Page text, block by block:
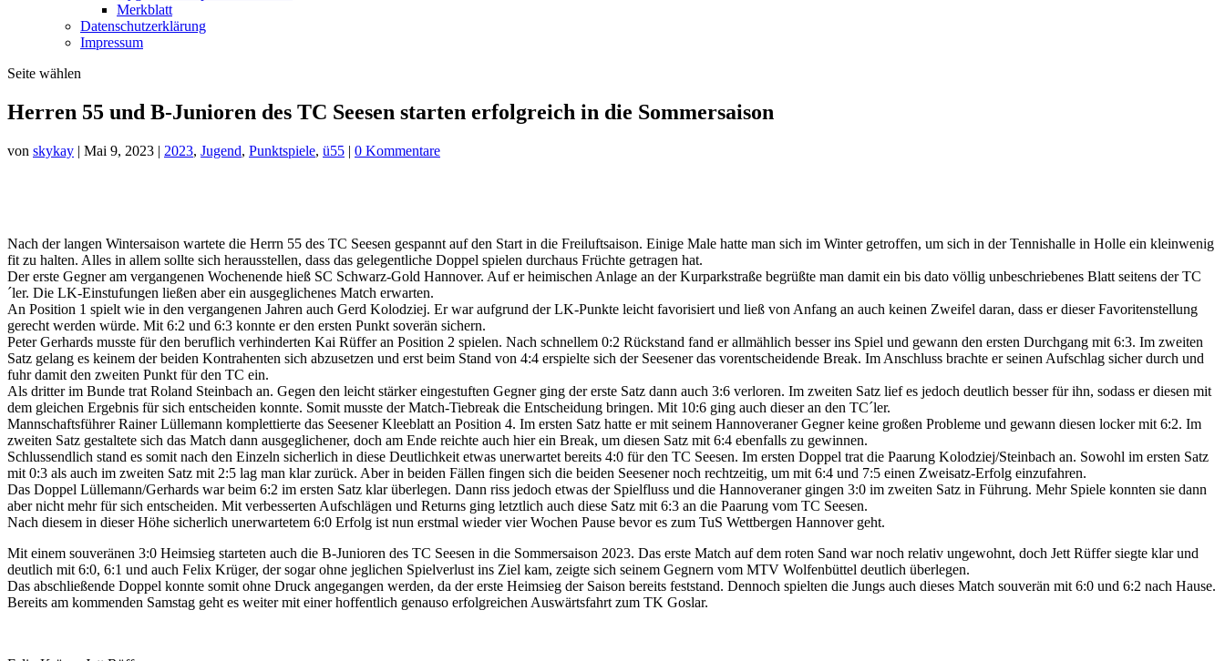
Merkblatt
Datenschutzerklärung
Impressum
Seite wählen
Herren 55 und B-Junioren des TC Seesen starten erfolgreich in die Sommersaison
von skykay | Mai 9, 2023 | 2023, Jugend, Punktspiele, ü55 | 0 Kommentare
Nach der langen Wintersaison wartete die Herrn 55 des TC Seesen gespannt auf den Start in die Freiluftsaison. Einige Male hatte man sich im Winter getroffen, um sich in der Tennishalle in Holle ein kleinwenig
fit zu halten. Alles in allem sollte sich herausstellen, dass das gelegentliche Doppel spielen durchaus Früchte getragen hat.
Der erste Gegner am vergangenen Wochenende hieß SC Schwarz-Gold Hannover. Auf er heimischen Anlage an der Kurparkstraße begrüßte man damit ein bis dato völlig unbeschriebenes Blatt seitens der TC
´ler. Die LK-Einstufungen ließen aber ein ausgeglichenes Match erwarten.
An Position 1 spielt wie in den vergangenen Jahren auch Gerd Kolodziej. Er war aufgrund der LK-Punkte leicht favorisiert und ließ von Anfang an auch keinen Zweifel daran, dass er dieser Favoritenstellung
gerecht werden würde. Mit 6:2 und 6:3 konnte er den ersten Punkt soverän sichern.
Peter Gerhards musste für den beruflich verhinderten Kai Rüffer an Position 2 spielen. Nach schnellem 0:2 Rückstand fand er allmählich besser ins Spiel und gewann den ersten Durchgang mit 6:3. Im zweiten
Satz gelang es keinem der beiden Kontrahenten sich abzusetzen und erst beim Stand von 4:4 erspielte sich der Seesener das vorentscheidende Break. Im Anschluss brachte er seinen Aufschlag sicher durch und
fuhr damit den zweiten Punkt für den TC ein.
Als dritter im Bunde trat Roland Steinbach an. Gegen den leicht stärker eingestuften Gegner ging der erste Satz dann auch 3:6 verloren. Im zweiten Satz lief es jedoch deutlich besser für ihn, sodass er diesen mit
dem gleichen Ergebnis für sich entscheiden konnte. Somit musste der Match-Tiebreak die Entscheidung bringen. Mit 10:6 ging auch dieser an den TC´ler.
Mannschaftsführer Rainer Lüllemann komplettierte das Seesener Kleeblatt an Position 4. Im ersten Satz hatte er mit seinem Hannoveraner Gegner keine großen Probleme und gewann diesen locker mit 6:2. Im
zweiten Satz gestaltete sich das Match dann ausgeglichener, doch am Ende reichte auch hier ein Break, um diesen Satz mit 6:4 ebenfalls zu gewinnen.
Schlussendlich stand es somit nach den Einzeln sicherlich in diese Deutlichkeit etwas unerwartet bereits 4:0 für den TC Seesen. Im ersten Doppel trat die Paarung Kolodziej/Steinbach an. Sowohl im ersten Satz
mit 0:3 als auch im zweiten Satz mit 2:5 lag man klar zurück. Aber in beiden Fällen fingen sich die beiden Seesener noch rechtzeitig, um mit 6:4 und 7:5 einen Zweisatz-Erfolg einzufahren.
Das Doppel Lüllemann/Gerhards war beim 6:2 im ersten Satz klar überlegen. Dann riss jedoch etwas der Spielfluss und die Hannoveraner gingen 3:0 im zweiten Satz in Führung. Mehr Spiele konnten sie dann
aber nicht mehr für sich entscheiden. Mit verbesserten Aufschlägen und Returns ging letztlich auch diese Satz mit 6:3 an die Paarung vom TC Seesen.
Nach diesem in dieser Höhe sicherlich unerwartetem 6:0 Erfolg ist nun erstmal wieder vier Wochen Pause bevor es zum TuS Wettbergen Hannover geht.
Mit einem souveränen 3:0 Heimsieg starteten auch die B-Junioren des TC Seesen in die Sommersaison 2023. Das erste Match auf dem roten Sand war noch relativ ungewohnt, doch Jett Rüffer siegte klar und
deutlich mit 6:0, 6:1 und auch Felix Krüger, der sogar ohne jeglichen Spielverlust ins Ziel kam, zeigte sich seinem Gegnern vom MTV Wolfenbüttel deutlich überlegen.
Das abschließende Doppel konnte somit ohne Druck angegangen werden, da der erste Heimsieg der Saison bereits feststand. Dennoch spielten die Jungs auch dieses Match souverän mit 6:0 und 6:2 nach Hause.
Bereits am kommenden Samstag geht es weiter mit einer hoffentlich genauso erfolgreichen Auswärtsfahrt zum TK Goslar.